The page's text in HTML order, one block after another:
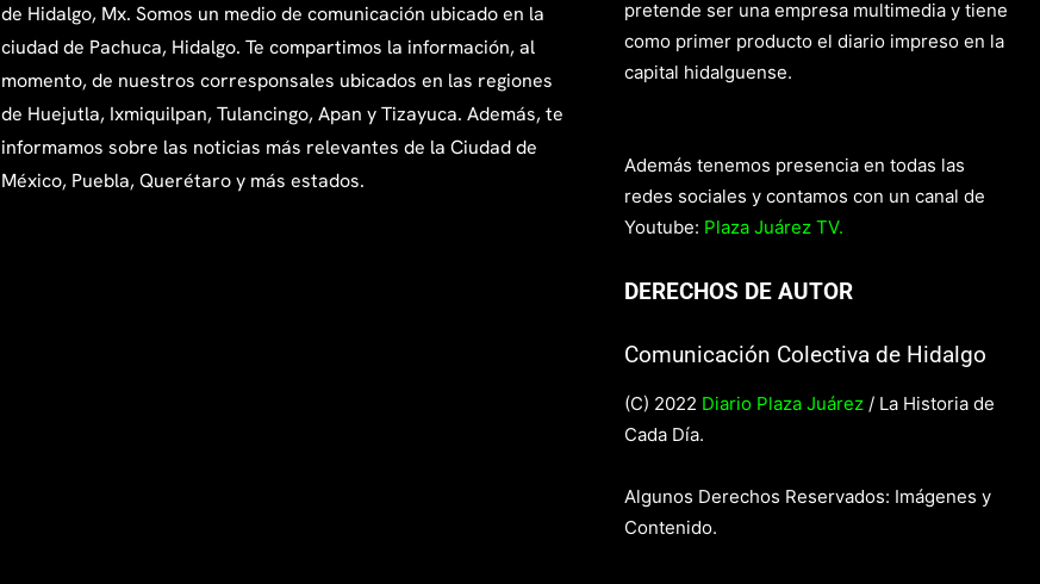
de Hidalgo, Mx. Somos un medio de comunicación ubicado en la
ciudad de Pachuca, Hidalgo. Te compartimos la información, al
momento, de nuestros corresponsales ubicados en las regiones
de Huejutla, Ixmiquilpan, Tulancingo, Apan y Tizayuca. Además, te
informamos sobre las noticias más relevantes de la Ciudad de
México, Puebla, Querétaro y más estados.
pretende ser una empresa multimedia y tiene
como primer producto el diario impreso en la
capital hidalguense.
Además tenemos presencia en todas las
redes sociales y contamos con un canal de
Youtube: Plaza Juárez TV.
DERECHOS DE AUTOR
Comunicación Colectiva de Hidalgo
(C) 2022 Diario Plaza Juárez / La Historia de
Cada Día.
Algunos Derechos Reservados: Imágenes y
Contenido.